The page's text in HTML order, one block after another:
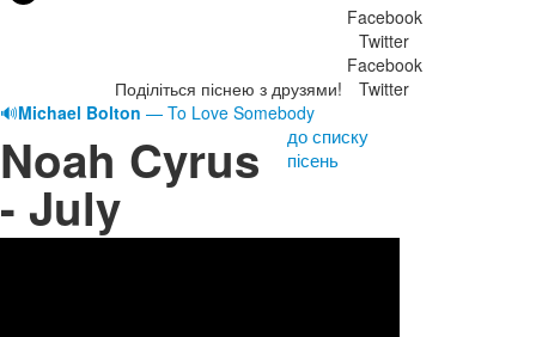
Поділіться піснею з друзями!
Facebook
Twitter
Facebook
Twitter
🔊Michael Bolton — To Love Somebody
Noah Cyrus
- July
до списку
пісень